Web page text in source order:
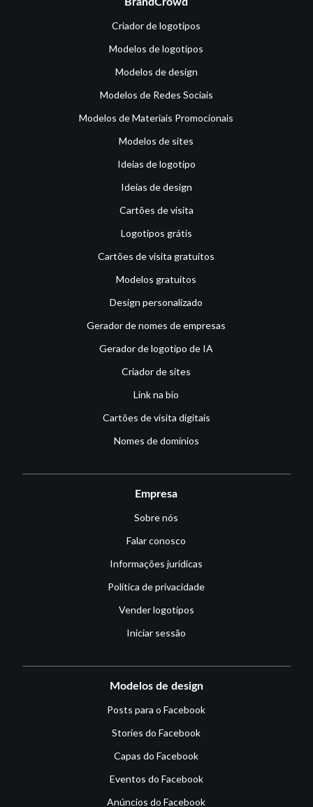
Criador de logotipos
Modelos de logotipos
Modelos de design
Modelos de Redes Sociais
Modelos de Materiais Promocionais
Modelos de sites
Ideias de logotipo
Ideias de design
Cartões de visita
Logotipos grátis
Cartões de visita gratuitos
Modelos gratuitos
Design personalizado
Gerador de nomes de empresas
Gerador de logotipo de IA
Criador de sites
Link na bio
Cartões de visita digitais
Nomes de domínios
Empresa
Sobre nós
Falar conosco
Informações jurídicas
Política de privacidade
Vender logotipos
Iniciar sessão
Modelos de design
Posts para o Facebook
Stories do Facebook
Capas do Facebook
Eventos do Facebook
Anúncios do Facebook